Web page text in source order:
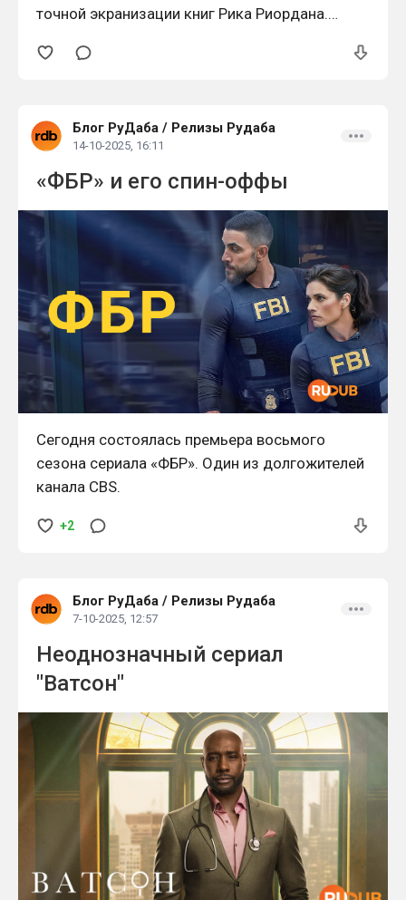
точной экранизации книг Рика Риордана.
зрителей, ни самого автора, поэтому
Блог РуДаба / Релизы Рудаба
14-10-2025, 16:11
«ФБР» и его спин-оффы
Сегодня состоялась премьера восьмого
сезона сериала «ФБР». Один из долгожителей
канала CBS.
+2
Блог РуДаба / Релизы Рудаба
7-10-2025, 12:57
Неоднозначный сериал
"Ватсон"